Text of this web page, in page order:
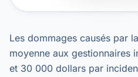
Les dommages causés par
moyenne aux gestionnaires
et 30 000 dollars par